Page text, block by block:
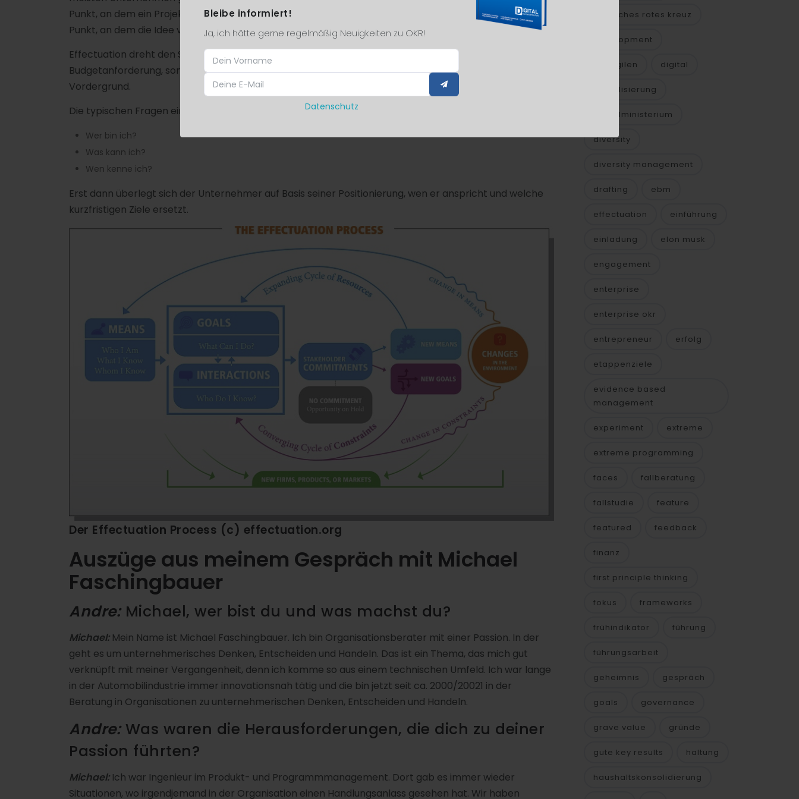
Bleibe informiert!
Ja, ich hätte gerne regelmäßig Neuigkeiten zu OKR!
Datenschutz
Punkt, an dem ein Projektantrag oder eine Entscheidungsvorlage geschrieben wird. Und oft ist es der
Punkt, an dem die Idee versandet.
Effectuation dreht den Spieß um. Beim erfolgreichen Unternehmer steht nicht die Zielplanung oder die
Budgetanforderung, sondern die Orientierung an eigenen und bereits vorhandenen Ressourcen im
Vordergrund.
Die typischen Fragen eines Unternehmers lauten lauten:
Wer bin ich?
Was kann ich?
Wen kenne ich?
Erst dann überlegt sich der Unternehmer auf Basis seiner Positionierung, wen er anspricht und welche
kurzfristigen Ziele ersetzt.
Der Effectuation Process (c) effectuation.org
Auszüge aus meinem Gespräch mit Michael
Faschingbauer
Andre:Michael, wer bist du und was machst du?
Michael:Mein Name ist Michael Faschingbauer. Ich bin Organisationsberater mit einer Passion. In der
geht es um unternehmerisches Denken, Entscheiden und Handeln. Das ist ein Thema, das mich gut
verknüpft mit meiner Vergangenheit, denn ich komme so aus einem technischen Umfeld. Ich war lange
in der Automobilindustrie immer innovationsnah tätig und die bin jetzt seit ca. 2000/20021 in der
Beratung in Organisationen zu unternehmerischen Denken, Entscheiden und Handeln.
Andre:Was waren die Herausforderungen, die dich zu deiner
Passion führten?
Michael:Ich war Ingenieur im Produkt- und Programmmanagement. Dort gab es immer wieder
Situationen, wo irgendjemand in der Organisation einen Handlungsanlass gesehen hat. Wir haben
deutsches rotes kreuz
development
die agilen digital
digitalisierung
digitalministerium
diversity
diversity management
drafting ebm
effectuation einführung
einladung elon musk
engagement
enterprise
enterprise okr
entrepreneur erfolg
etappenziele
evidence based
management
experiment extreme
extreme programming
faces fallberatung
fallstudie feature
featured feedback
finanz
first principle thinking
fokus frameworks
frühindikator führung
führungsarbeit
geheimnis gespräch
goals governance
grave value gründe
gute key results haltung
haushaltskonsolidierung